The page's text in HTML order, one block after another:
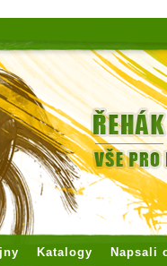
Katalogy Napsali